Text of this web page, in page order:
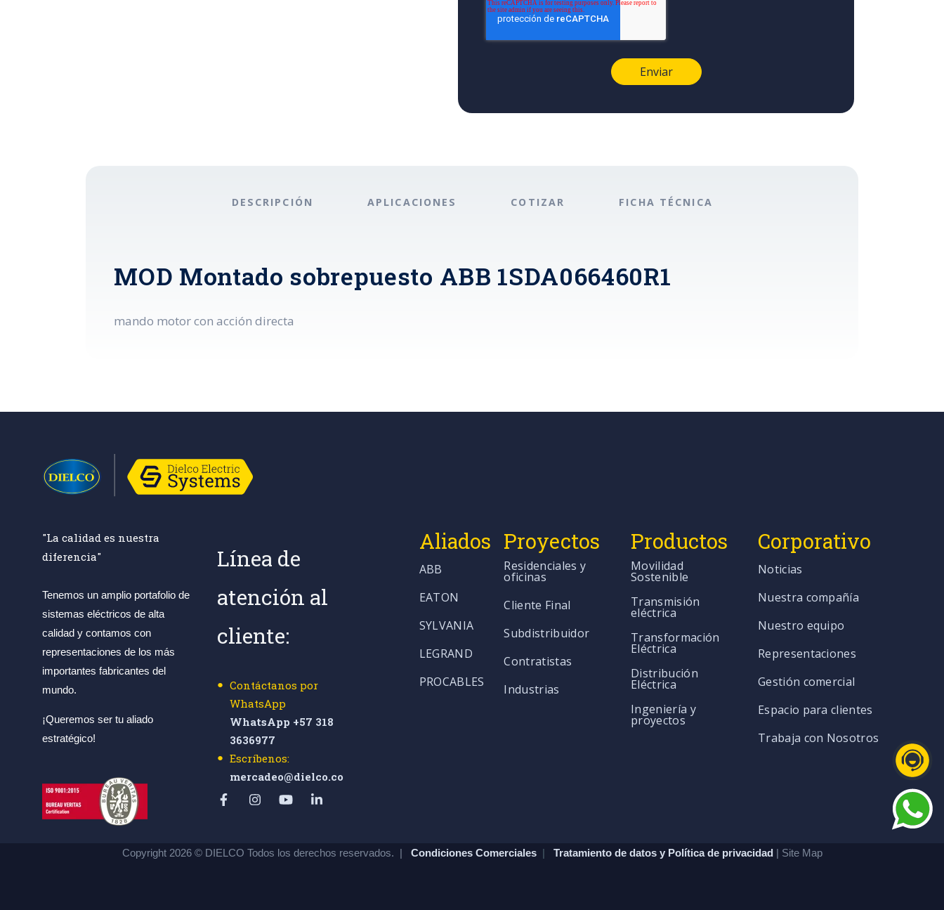
DESCRIPCIÓN APLICACIONES COTIZAR FICHA TÉCNICA
MOD Montado sobrepuesto ABB 1SDA066460R1
mando motor con acción directa
"La calidad es nuestra
diferencia"
Tenemos un amplio portafolio de
sistemas eléctricos de alta
calidad y contamos con
representaciones de los más
importantes fabricantes del
mundo.
¡Queremos ser tu aliado
estratégico!
Línea de
atención al
cliente:
Contáctanos por
WhatsApp
WhatsApp +57 318
3636977
Escríbenos:
mercadeo@dielco.co
Aliados
ABB
EATON
SYLVANIA
LEGRAND
PROCABLES
Proyectos
Residenciales y
oficinas
Cliente Final
Subdistribuidor
Contratistas
Industrias
Productos
Movilidad
Sostenible
Transmisión
eléctrica
Transformación
Eléctrica
Distribución
Eléctrica
Ingeniería y
proyectos
Corporativo
Noticias
Nuestra compañía
Nuestro equipo
Representaciones
Gestión comercial
Espacio para clientes
Trabaja con Nosotros
Copyright 2026 © DIELCO Todos los derechos reservados. | Condiciones Comerciales| Tratamiento de datos y Política de privacidad | Site Map